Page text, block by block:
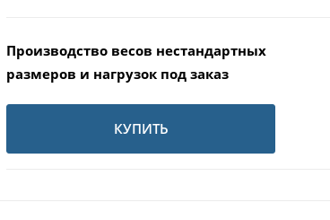
Производство весов нестандартных
размеров и нагрузок под заказ
КУПИТЬ